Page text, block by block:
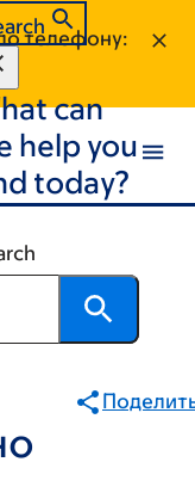
телефону:
can
help you
today?